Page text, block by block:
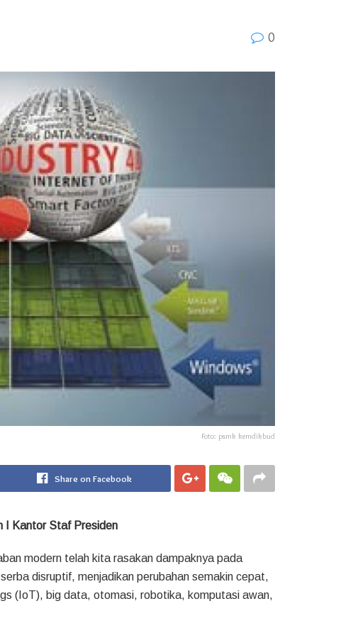
0
Foto: psmk kemdikbud
Share on Facebook
I Kantor Staf Presiden
modern telah kita rasakan dampaknya pada
disruptif, menjadikan perubahan semakin cepat,
(IoT), big data, otomasi, robotika, komputasi awan,